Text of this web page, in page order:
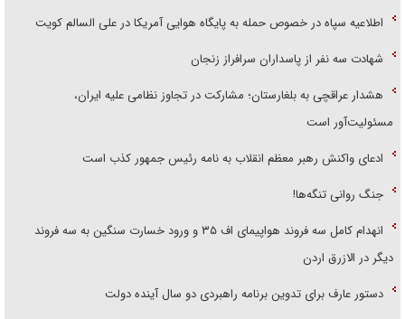
اطلاعیه سپاه در خصوص حمله به پایگاه هوایی آمریکا در علی السالم کویت
شهادت سه نفر از پاسداران سرافراز زنجان
هشدار عراقچی به بلغارستان؛ مشارکت در تجاوز نظامی علیه ایران،
مسئولیت‌آور است
ادعای واکنش رهبر معظم انقلاب به نامه رئیس جمهور کذب است
جنگ روانی تنگه‌ها!
انهدام کامل سه فروند هواپیمای اف ۳۵ و ورود خسارت سنگین به سه فروند
دیگر در الازرق اردن
دستور عارف برای تدوین برنامه راهبردی دو سال آینده دولت